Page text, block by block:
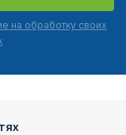
на обработку своих